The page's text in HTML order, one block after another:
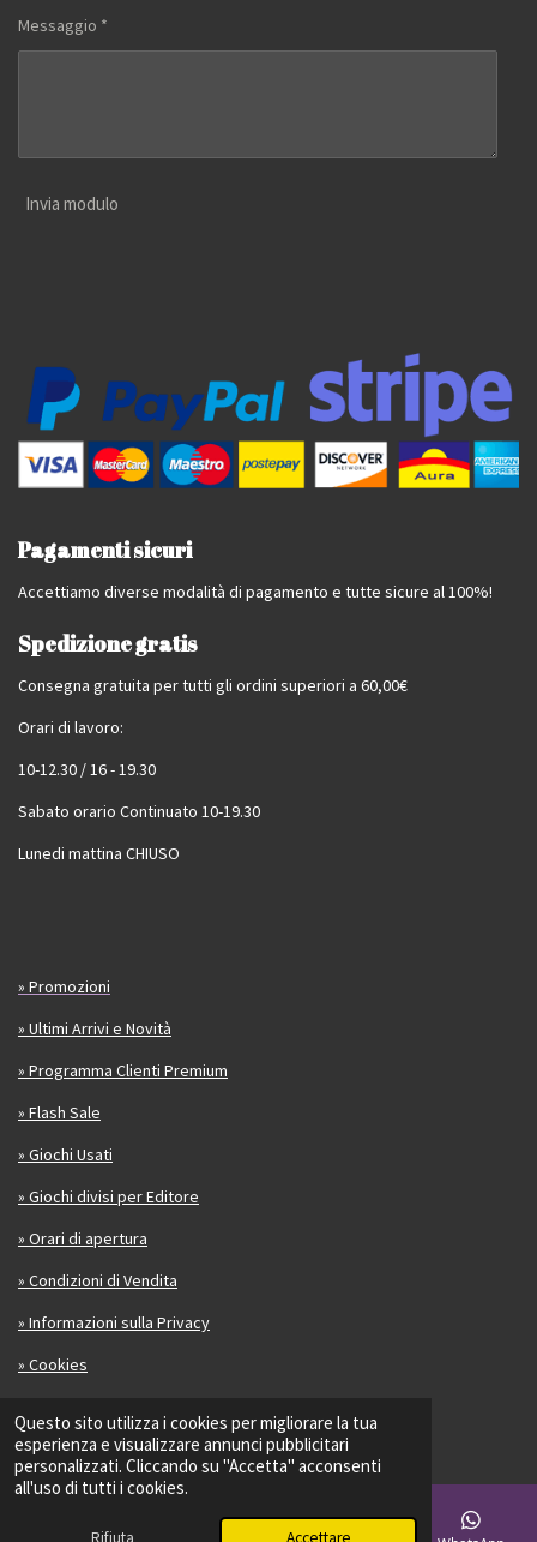
Questo sito utilizza i cookies per migliorare la tua
esperienza e visualizzare annunci pubblicitari
personalizzati. Cliccando su "Accetta" acconsenti
all'uso di tutti i cookies.
Rifiuta Accettare
Messaggio *
Invia modulo
Pagamenti sicuri
Accettiamo diverse modalità di pagamento e tutte sicure al 100%!
Spedizione gratis
Consegna gratuita per tutti gli ordini superiori a 60,00€
Orari di lavoro:
10-12.30 / 16 - 19.30
Sabato orario Continuato 10-19.30
Lunedi mattina CHIUSO
» Promozioni
» Ultimi Arrivi e Novità
» Programma Clienti Premium
» Flash Sale
» Giochi Usati
» Giochi divisi per Editore
» Orari di apertura
» Condizioni di Vendita
» Informazioni sulla Privacy
» Cookies
Se ti fa piacere scrivi una recensione su di noi: